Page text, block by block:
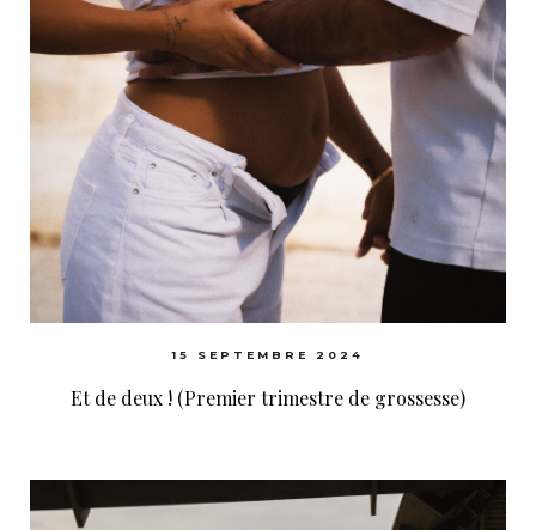
15 SEPTEMBRE 2024
Et de deux ! (Premier trimestre de grossesse)